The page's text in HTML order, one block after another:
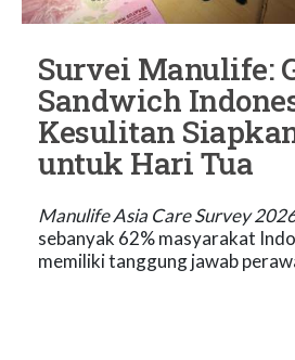
Survei Manulife:
Sandwich
Kesulitan
untuk Hari Tua
Manulife Asia Care Survey
sebanyak 62% masyarakat
memiliki tanggung jawab